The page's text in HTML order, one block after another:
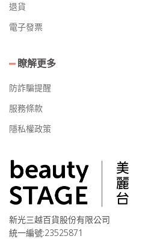
退貨
電子發票
瞭解更多
防詐騙提醒
服務條款
隱私權政策
新光三越百貨股份有限公司
統一編號:23525871